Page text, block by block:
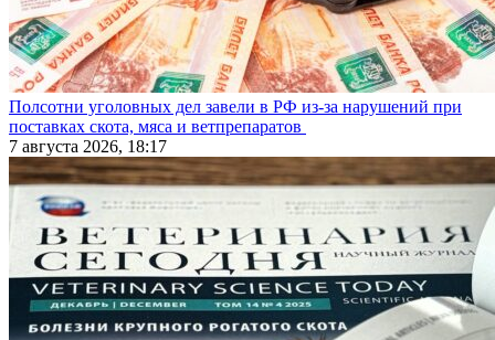
Полсотни уголовных дел завели в РФ из-за нарушений при
поставках скота, мяса и ветпрепаратов
7 августа 2026, 18:17